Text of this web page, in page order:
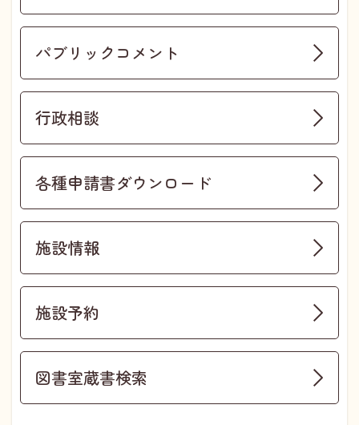
パブリックコメント
行政相談
各種申請書ダウンロード
施設情報
施設予約
図書室蔵書検索